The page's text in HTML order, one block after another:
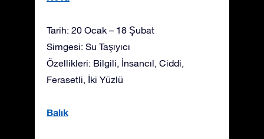
Tarih: 20 Ocak – 18 Şubat
Simgesi: Su Taşıyıcı
Özellikleri: Bilgili, İnsancıl, Ciddi,
Ferasetli, İki Yüzlü
Balık